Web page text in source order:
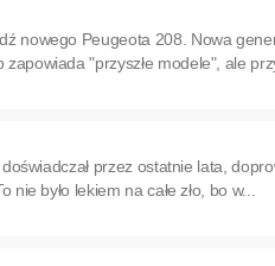
nowego Peugeota 208. Nowa
"przyszłe modele", ale
przez ostatnie lata,
było lekiem na całe zło, bo w...